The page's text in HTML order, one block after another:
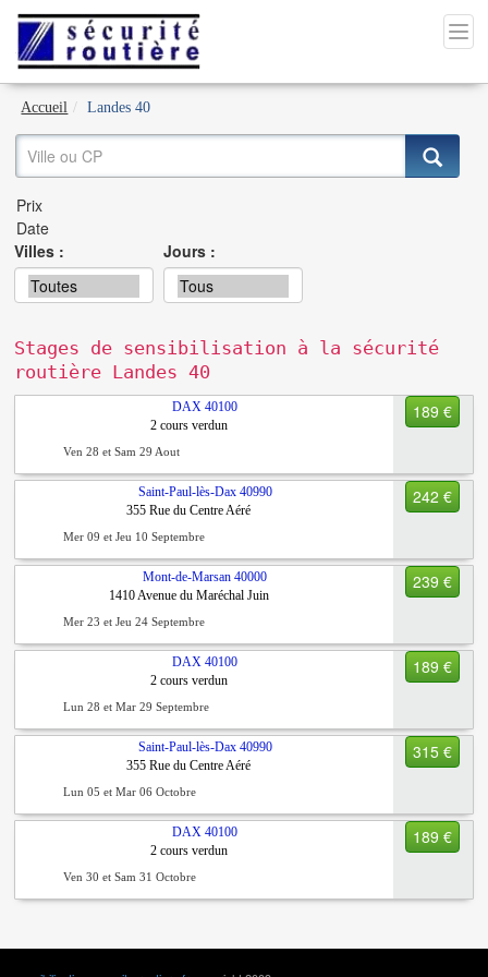
Accueil Landes 40
Villes : Jours :
Stages de sensibilisation à la sécurité
routière Landes 40
189 €
DAX 40100
2 cours verdun
Ven 28 et Sam 29 Aout
242 €
Saint-Paul-lès-Dax 40990
355 Rue du Centre Aéré
Mer 09 et Jeu 10 Septembre
239 €
Mont-de-Marsan 40000
1410 Avenue du Maréchal Juin
Mer 23 et Jeu 24 Septembre
189 €
DAX 40100
2 cours verdun
Lun 28 et Mar 29 Septembre
315 €
Saint-Paul-lès-Dax 40990
355 Rue du Centre Aéré
Lun 05 et Mar 06 Octobre
189 €
DAX 40100
2 cours verdun
Ven 30 et Sam 31 Octobre